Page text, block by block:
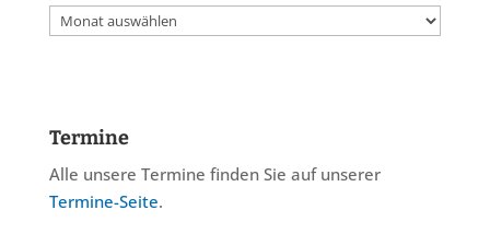
Archiv
Termine
Alle unsere Termine finden Sie auf unserer
Termine-Seite.